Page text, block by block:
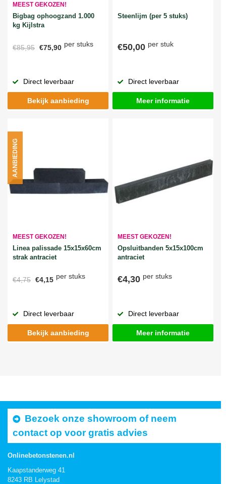
MEEST GEKOZEN!
Bigbag ophoogzand 1.000
kg Kijlstra
€85,95 €75,90 per stuks
Direct leverbaar
Bekijk aanbieding
Steenlijm (per 5 stuks)
€50,00 per stuk
Direct leverbaar
Meer informatie
MEEST GEKOZEN!
Linea palissade 15x15x60cm
strak antraciet
€4,75 €4,15 per stuks
AANBIEDING
Direct leverbaar
Bekijk aanbieding
MEEST GEKOZEN!
Opsluitbanden 5x15x100cm
antraciet
€4,30 per stuks
Direct leverbaar
Meer informatie
Bezoek onze showroom of neem
contact op voor gratis advies
Onlinebetonstenen.nl
Kaapstanderweg 41
8243 RB Lelystad